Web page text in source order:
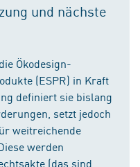
und nächste
Ökodesign-
(ESPR) in Kraft
definiert sie bislang
setzt jedoch
weitreichende
werden
(das sind